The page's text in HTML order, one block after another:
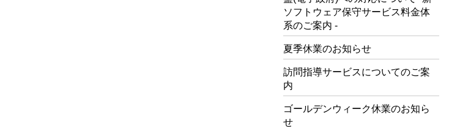
ソフトウェア保守サービス料金体
系のご案内 -
夏季休業のお知らせ
訪問指導サービスについてのご案
内
ゴールデンウィーク休業のお知ら
せ